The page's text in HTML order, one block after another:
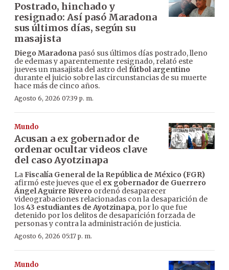
Postrado, hinchado y
resignado: Así pasó Maradona
sus últimos días, según su
masajista
Diego Maradona pasó sus últimos días postrado, lleno
de edemas y aparentemente resignado, relató este
jueves un masajista del astro delfútbol argentino
durante el juicio sobre las circunstancias de su muerte
hace más de cinco años.
Agosto 6, 2026 07:39 p. m.
Mundo
Acusan a ex gobernador de
ordenar ocultar videos clave
del caso Ayotzinapa
LaFiscalía General de la República de México (FGR)
afirmó este jueves que el ex gobernador de Guerrero
Ángel Aguirre Rivero ordenó desaparecer
videograbaciones relacionadas con la desaparición de
los43 estudiantes de Ayotzinapa, por lo que fue
detenido por los delitos de desaparición forzada de
personas y contra la administración de justicia.
Agosto 6, 2026 05:17 p. m.
Mundo